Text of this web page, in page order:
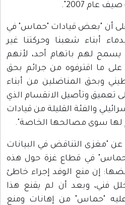
عام 2007".
أن "بعض قيادات "حماس" في
أبناء شعبنا وحركتنا غير
لهم باتهام أحد، لأنهم
ما اقترفوه من جرائم بحق
وبحق المناضلين من أبناء
تعميق وتأصيل الانقسام الذي
والفئة القليلة من قيادات
لها سوى مصالحها الخاصة".
عن "مغزى التناقض في البيانات
في قطاع غزة حول هذه
إن منع الوفد إجراء خاطئ
فني، وبعد أن لم يقنع هذا
عليه "حماس" من إهانات ومنع